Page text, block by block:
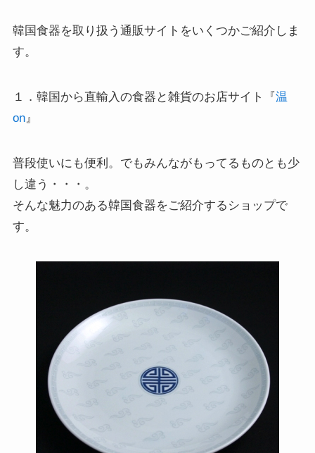
韓国食器を取り扱う通販サイトをいくつかご紹介しま
す。
１．韓国から直輸入の食器と雑貨のお店サイト『温
on』
普段使いにも便利。でもみんながもってるものとも少
し違う・・・。
そんな魅力のある韓国食器をご紹介するショップで
す。